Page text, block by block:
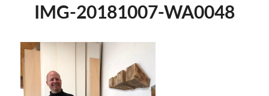
IMG-20181007-WA0048